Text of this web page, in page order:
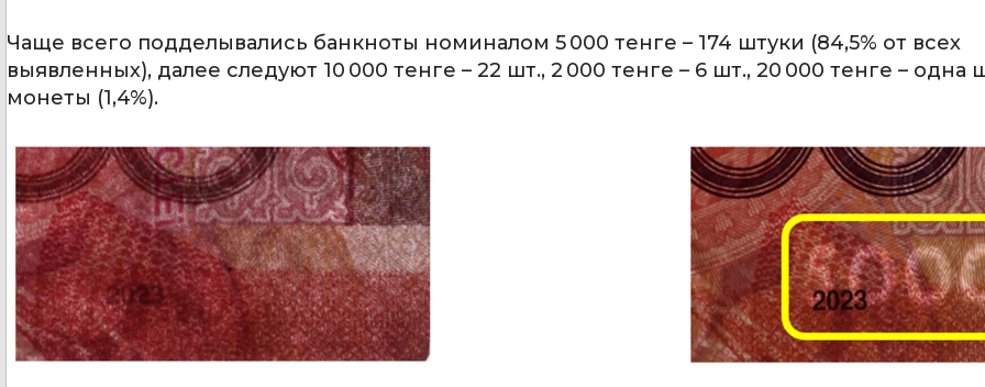
Чаще всего подделывались банкноты номиналом 5 000 тенге – 174 штуки (84,5% от всех
выявленных), далее следуют 10 000 тенге – 22 шт., 2 000 тенге – 6 шт., 20 000 тенге – одна
монеты (1,4%).